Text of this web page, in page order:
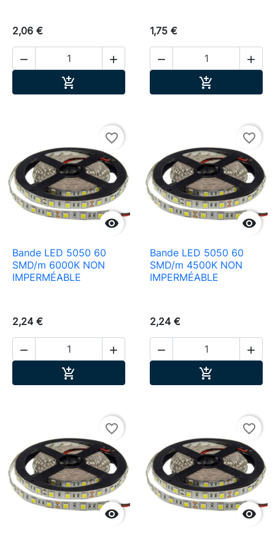
2,06 €
 

1,75 €
 


favorite_border
Bande LED 5050 60
SMD/m 6000K NON
IMPERMÉABLE
2,24 €
 


favorite_border
Bande LED 5050 60
SMD/m 4500K NON
IMPERMÉABLE
2,24 €
 


favorite_border

favorite_border